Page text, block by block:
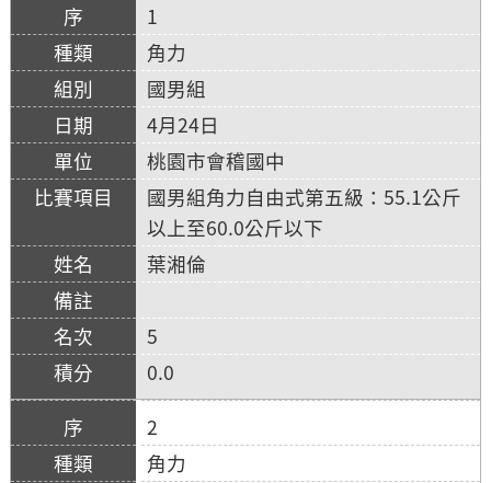
1
角力
國男組
4月24日
桃園市會稽國中
國男組角力自由式第五級：55.1公斤
以上至60.0公斤以下
葉湘倫
5
0.0
2
角力